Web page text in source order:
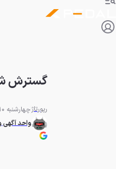
گسترش
رپورتاژچهارشنبه 10 اردیبهشت 1404 - 11:45
واحد آگهی